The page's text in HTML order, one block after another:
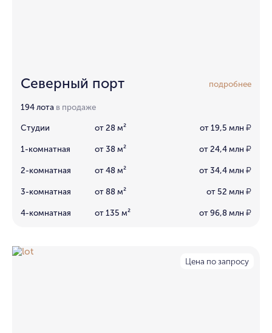
Северный порт подробнее
194 лота в продаже
Студии от 28 м² от 19,5 млн ₽
1-комнатная от 38 м² от 24,4 млн ₽
2-комнатная от 48 м² от 34,4 млн ₽
3-комнатная от 88 м² от 52 млн ₽
4-комнатная от 135 м² от 96,8 млн ₽
Цена по запросу